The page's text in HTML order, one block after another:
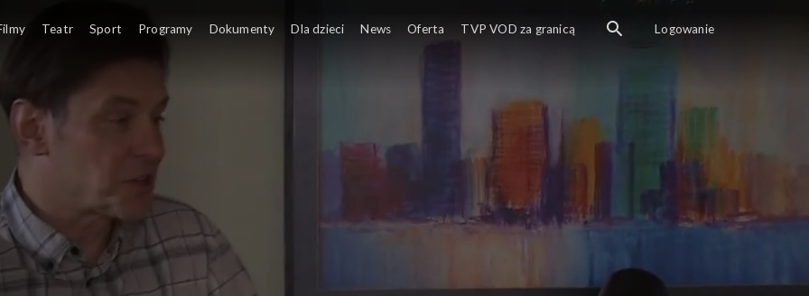
Teatr Sport Programy Dokumenty Dla dzieci News Oferta TVP VOD za granicą Logowanie